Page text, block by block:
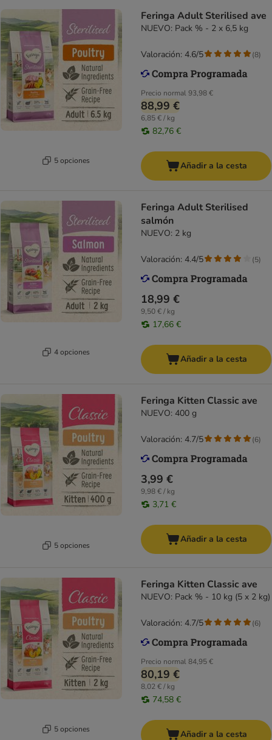
5 opciones
Feringa Adult Sterilised ave
NUEVO: Pack % - 2 x 6,5 kg
Precio normal93,98 €
88,99 €
6,85 € / kg
82,76 €
Valoración: 4.6/5 (8)
Añadir a la cesta
4 opciones
Feringa Adult Sterilised
salmón
NUEVO: 2 kg
18,99 €
9,50 € / kg
17,66 €
Valoración: 4.4/5 (5)
Añadir a la cesta
5 opciones
Feringa Kitten Classic ave
NUEVO: 400 g
3,99 €
9,98 € / kg
3,71 €
Valoración: 4.7/5 (6)
Añadir a la cesta
5 opciones
Feringa Kitten Classic ave
NUEVO: Pack % - 10 kg (5 x 2 kg)
Precio normal84,95 €
80,19 €
8,02 € / kg
74,58 €
Valoración: 4.7/5 (6)
Añadir a la cesta